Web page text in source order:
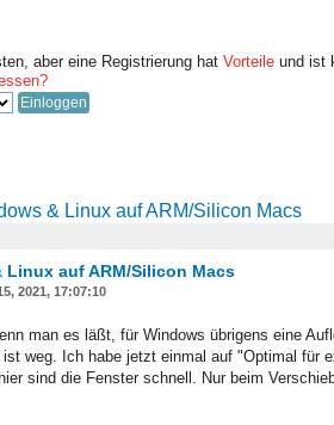
aber eine Registrierung hat Vorteile und ist
& Linux auf ARM/Silicon Macs
Linux auf ARM/Silicon Macs
2021, 17:07:10
man es läßt, für Windows übrigens eine
ist weg. Ich habe jetzt einmal auf "Optimal für
sind die Fenster schnell. Nur beim